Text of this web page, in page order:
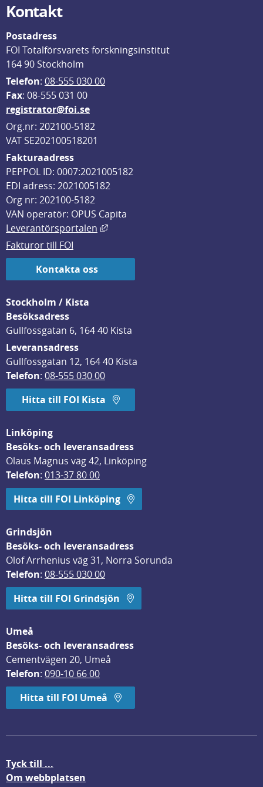
Kontakt
Postadress
FOI Totalförsvarets forskningsinstitut
164 90 Stockholm
Telefon: 08-555 030 00
Fax: 08-555 031 00
registrator@foi.se
Org.nr: 202100-5182
VAT SE202100518201
Fakturaadress
PEPPOL ID: 0007:2021005182
EDI adress: 2021005182
Org nr: 202100-5182
VAN operatör: OPUS Capita
Leverantörsportalen
Länk till annan webbplats, öppnas
Fakturor till FOI
Kontakta oss
Stockholm / Kista
Besöksadress
Gullfossgatan 6, 164 40 Kista
Leveransadress
Gullfossgatan 12, 164 40 Kista
Telefon: 08-555 030 00
Hitta till FOI Kista
Linköping
Besöks- och leveransadress
Olaus Magnus väg 42, Linköping
Telefon: 013-37 80 00
Hitta till FOI Linköping
Grindsjön
Besöks- och leveransadress
Olof Arrhenius väg 31, Norra Sorunda
Telefon: 08-555 030 00
Hitta till FOI Grindsjön
Umeå
Besöks- och leveransadress
Cementvägen 20, Umeå
Telefon: 090-10 66 00
Hitta till FOI Umeå
Tyck till ...
Om webbplatsen